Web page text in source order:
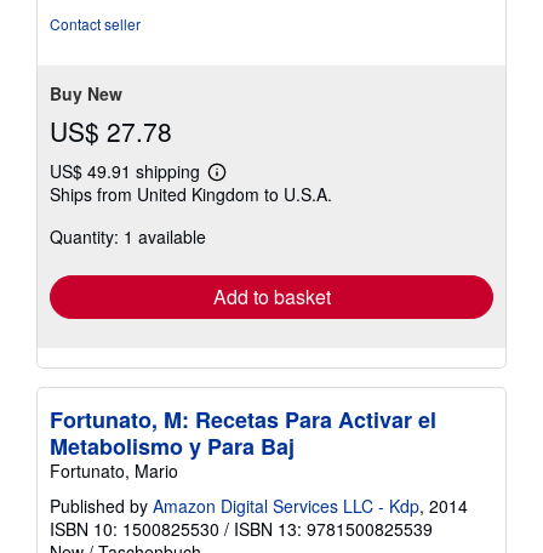
Contact seller
Buy New
US$ 27.78
US$ 49.91 shipping
Learn
more
Ships from United Kingdom to U.S.A.
Quantity: 1 available
Add to basket
Fortunato, M: Recetas Para Activar el
Metabolismo y Para Baj
Fortunato, Mario
Published by Amazon Digital Services LLC - Kdp, 2014
ISBN 10: 1500825530 / ISBN 13: 9781500825539